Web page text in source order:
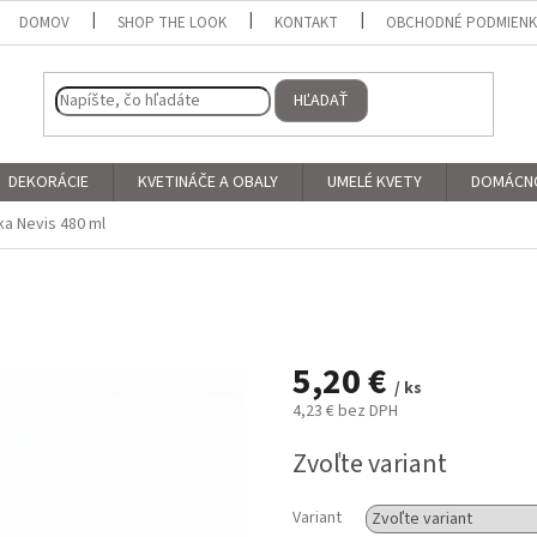
DOMOV SHOP THE LOOK KONTAKT OBCHODNÉ
HĽADAŤ
DEKORÁCIE KVETINÁČE A OBALY UMELÉ KVETY
Nevis 480 ml
5,20 € / ks
4,23 € bez DPH
cena:
Zvoľte variant
Variant